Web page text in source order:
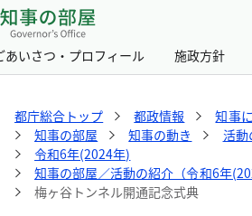
あいさつ・プロフィール 施政方針
都庁総合トップ 都政情報
知事
知事の部屋
知事の動き
活動
令和6年(2024年)
知事の部屋／活動の紹介（令和6年
梅ヶ谷トンネル開通記念式典